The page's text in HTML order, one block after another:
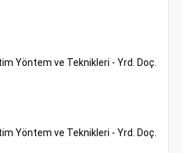
Yöntem ve Teknikleri - Yrd. Doç.
Yöntem ve Teknikleri - Yrd. Doç.